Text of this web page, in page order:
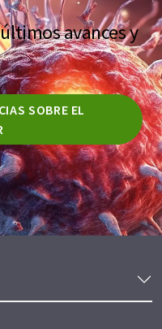
avances y
SOBRE EL